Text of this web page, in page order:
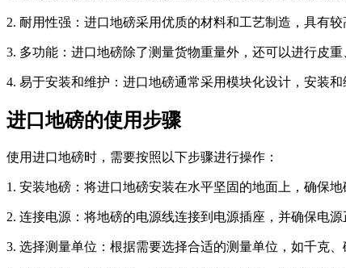
2. 耐用性强：进口地磅采用优质的材料和工艺制造，具有
3. 多功能：进口地磅除了测量货物重量外，还可以进行皮
4. 易于安装和维护：进口地磅通常采用模块化设计，安装
进口地磅的使用步骤
使用进口地磅时，需要按照以下步骤进行操作：
1. 安装地磅：将进口地磅安装在水平坚固的地面上，确保地
2. 连接电源：将地磅的电源线连接到电源插座，并确保电源
3. 选择测量单位：根据需要选择合适的测量单位，如千克、